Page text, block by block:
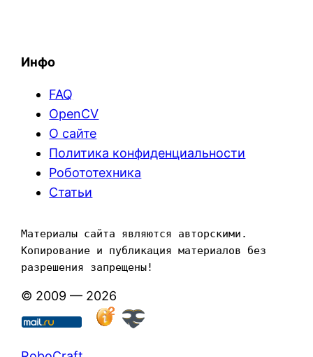
Инфо
FAQ
OpenCV
О сайте
Политика конфиденциальности
Робототехника
Статьи
Материалы сайта являются авторскими.
Копирование и публикация материалов без
разрешения запрещены!
© 2009 — 2026